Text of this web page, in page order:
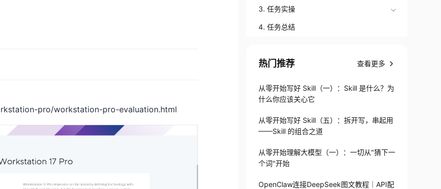
pro/workstation-pro-evaluation.html
3. 任务实操
4. 任务总结
热门推荐 查看更多
从零开始写好 Skill（一）：Skill 是什么？为
什么你应该关心它
从零开始写好 Skill（五）：拆开写，串起用
——Skill 的组合之道
从零开始理解大模型（一）：一切从"猜下一
个词"开始
OpenClaw连接DeepSeek图文教程｜API配